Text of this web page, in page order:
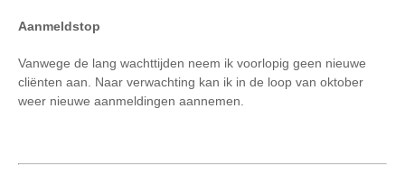
Aanmeldstop
Vanwege de lang wachttijden neem ik voorlopig geen nieuwe
cliënten aan. Naar verwachting kan ik in de loop van oktober
weer nieuwe aanmeldingen aannemen.